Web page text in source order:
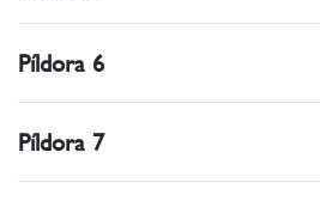
Píldora 6
Píldora 7